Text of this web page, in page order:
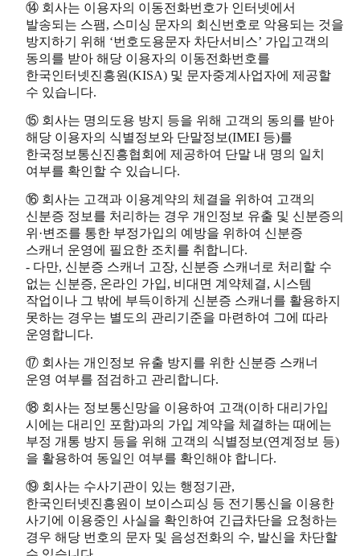
⑭ 회사는 이용자의 이동전화번호가 인터넷에서
발송되는 스팸, 스미싱 문자의 회신번호로 악용되는 것을
방지하기 위해 ‘번호도용문자 차단서비스’ 가입고객의
동의를 받아 해당 이용자의 이동전화번호를
한국인터넷진흥원(KISA) 및 문자중계사업자에 제공할
수 있습니다.
⑮ 회사는 명의도용 방지 등을 위해 고객의 동의를 받아
해당 이용자의 식별정보와 단말정보(IMEI 등)를
한국정보통신진흥협회에 제공하여 단말 내 명의 일치
여부를 확인할 수 있습니다.
⑯ 회사는 고객과 이용계약의 체결을 위하여 고객의
신분증 정보를 처리하는 경우 개인정보 유출 및 신분증의
위·변조를 통한 부정가입의 예방을 위하여 신분증
스캐너 운영에 필요한 조치를 취합니다.
- 다만, 신분증 스캐너 고장, 신분증 스캐너로 처리할 수
없는 신분증, 온라인 가입, 비대면 계약체결, 시스템
작업이나 그 밖에 부득이하게 신분증 스캐너를 활용하지
못하는 경우는 별도의 관리기준을 마련하여 그에 따라
운영합니다.
⑰ 회사는 개인정보 유출 방지를 위한 신분증 스캐너
운영 여부를 점검하고 관리합니다.
⑱ 회사는 정보통신망을 이용하여 고객(이하 대리가입
시에는 대리인 포함)과의 가입 계약을 체결하는 때에는
부정 개통 방지 등을 위해 고객의 식별정보(연계정보 등)
을 활용하여 동일인 여부를 확인해야 합니다.
⑲ 회사는 수사기관이 있는 행정기관,
한국인터넷진흥원이 보이스피싱 등 전기통신을 이용한
사기에 이용중인 사실을 확인하여 긴급차단을 요청하는
경우 해당 번호의 문자 및 음성전화의 수, 발신을 차단할